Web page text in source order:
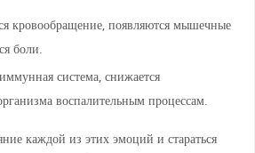
кровообращение, появляются мышечные
боли.
система, снижается
воспалительным процессам.
каждой из этих эмоций и стараться